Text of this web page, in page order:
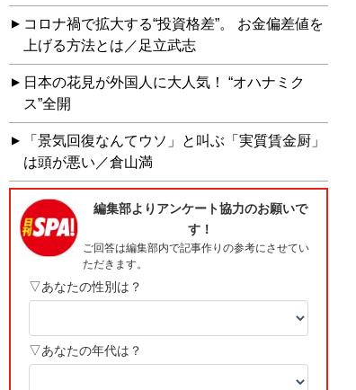
コロナ禍で拡大する“投資格差”。 お金偏差値を
上げる方法とは／足立武志
日本の花見が外国人に大人気！ “オハナミク
ス”全開
「景気回復なんてウソ」と叫ぶ「実質賃金厨」
は頭が悪い／倉山満